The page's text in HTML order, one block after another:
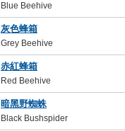
Blue Beehive
灰色蜂箱
Grey Beehive
赤紅蜂箱
Red Beehive
暗黑野蜘蛛
Black Bushspider